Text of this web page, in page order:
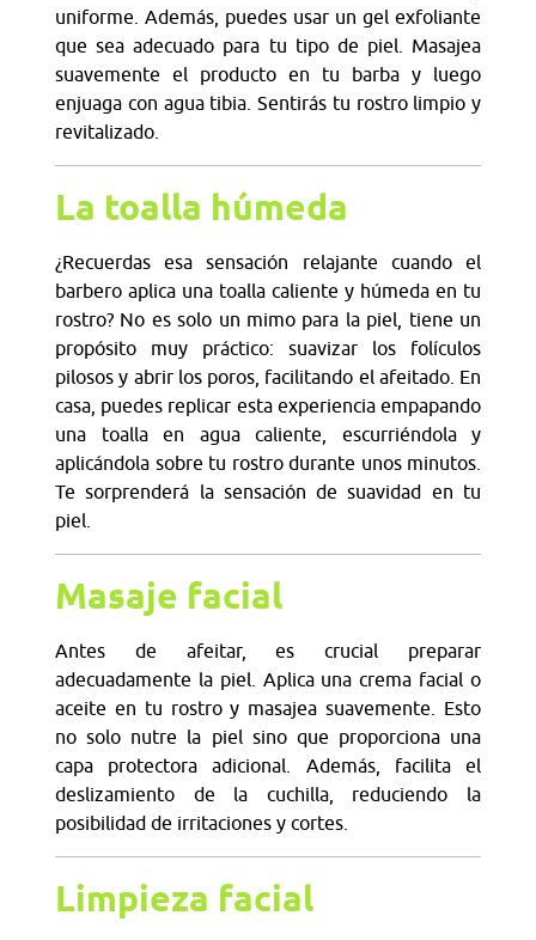
uniforme. Además, puedes usar un gel exfoliante
que sea adecuado para tu tipo de piel. Masajea
suavemente el producto en tu barba y luego
enjuaga con agua tibia. Sentirás tu rostro limpio y
revitalizado.
La toalla húmeda
¿Recuerdas esa sensación relajante cuando el
barbero aplica una toalla caliente y húmeda en tu
rostro? No es solo un mimo para la piel, tiene un
propósito muy práctico: suavizar los folículos
pilosos y abrir los poros, facilitando el afeitado. En
casa, puedes replicar esta experiencia empapando
una toalla en agua caliente, escurriéndola y
aplicándola sobre tu rostro durante unos minutos.
Te sorprenderá la sensación de suavidad en tu
piel.
Masaje facial
Antes de afeitar, es crucial preparar
adecuadamente la piel. Aplica una crema facial o
aceite en tu rostro y masajea suavemente. Esto
no solo nutre la piel sino que proporciona una
capa protectora adicional. Además, facilita el
deslizamiento de la cuchilla, reduciendo la
posibilidad de irritaciones y cortes.
Limpieza facial